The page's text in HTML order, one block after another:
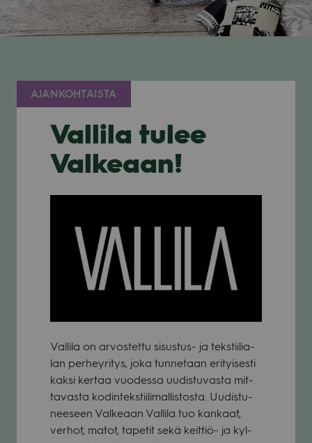
AJANKOHTAISTA
Vallila tulee
Valkeaan!
Val­lila on arvos­tettu sisus­tus- ja teks­tii­lia­
lan per­hey­ri­tys, joka tun­ne­taan eri­tyi­sesti
kaksi ker­taa vuo­dessa uudis­tu­vasta mit­
ta­vasta kodin­teks­tii­li­mal­lis­tosta. Uudis­tu­
nee­seen Val­ke­aan Val­lila tuo kan­kaat,
ver­hot, matot, tape­tit sekä keit­tiö- ja kyl­